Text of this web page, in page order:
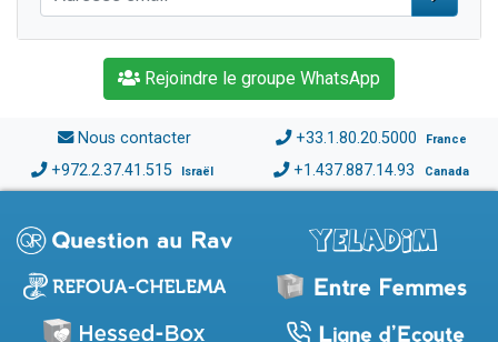
Rejoindre le groupe WhatsApp
Nous contacter +33.1.80.20.5000 France
+972.2.37.41.515 Israël +1.437.887.14.93 Canada